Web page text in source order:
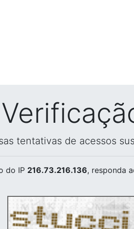
tentativas de acessos
do IP 216.73.216.136, responda